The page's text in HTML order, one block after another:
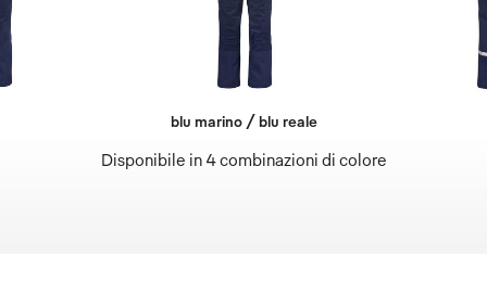
Disponibile in 4 combinazioni di colore
blu marino / blu reale